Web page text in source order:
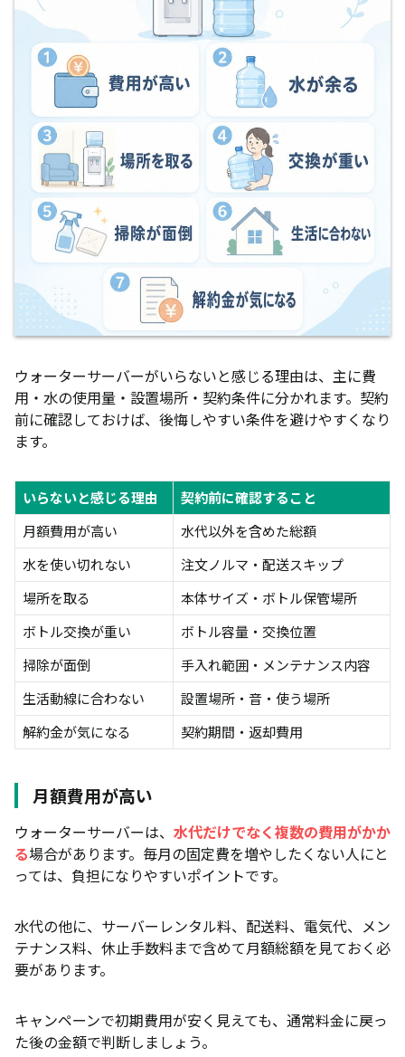
ウォーターサーバーがいらないと感じる理由は、主に費
用・水の使用量・設置場所・契約条件に分かれます。契約
前に確認しておけば、後悔しやすい条件を避けやすくなり
ます。
いらないと感じる理由
契約前に確認すること
月額費用が高い
水代以外を含めた総額
水を使い切れない
注文ノルマ・配送スキップ
場所を取る
本体サイズ・ボトル保管場所
ボトル交換が重い
ボトル容量・交換位置
掃除が面倒
手入れ範囲・メンテナンス内容
生活動線に合わない
設置場所・音・使う場所
解約金が気になる
契約期間・返却費用
月額費用が高い
ウォーターサーバーは、 水代だけでなく複数の費用がかか
る場合があります。毎月の固定費を増やしたくない人にと
っては、負担になりやすいポイントです。
水代の他に、サーバーレンタル料、配送料、電気代、メン
テナンス料、休止手数料まで含めて月額総額を見ておく必
要があります。
キャンペーンで初期費用が安く見えても、通常料金に戻っ
た後の金額で判断しましょう。